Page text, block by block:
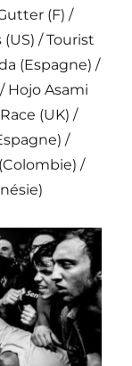
(F) /
/ Tourist
(Espagne) /
Hojo Asami
(UK) /
/
/